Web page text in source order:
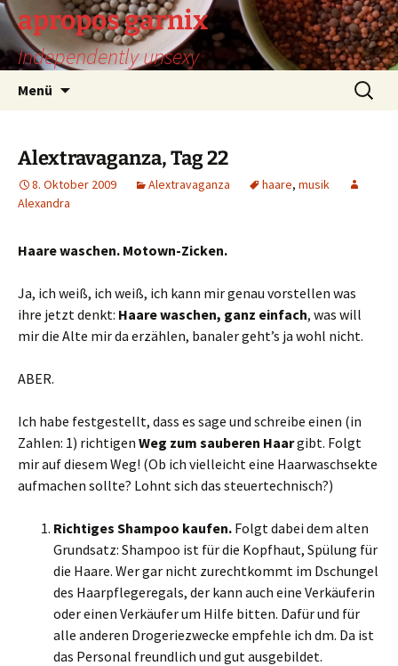
Zum
Inhalt
springen
apropos garnix
Independently unsexy
Menü
Suchen
nach:
Alextravaganza, Tag 22
8. Oktober 2009 Alextravaganza haare, musik
Alexandra
Haare waschen. Motown-Zicken.
Ja, ich weiß, ich weiß, ich kann mir genau vorstellen was
ihre jetzt denkt: Haare waschen, ganz einfach, was will
mir die Alte mir da erzählen, banaler geht’s ja wohl nicht.
ABER.
Ich habe festgestellt, dass es sage und schreibe einen (in
Zahlen: 1) richtigen Weg zum sauberen Haargibt. Folgt
mir auf diesem Weg! (Ob ich vielleicht eine Haarwaschsekte
aufmachen sollte? Lohnt sich das steuertechnisch?)
Richtiges Shampoo kaufen. Folgt dabei dem alten
Grundsatz: Shampoo ist für die Kopfhaut, Spülung für
die Haare. Wer gar nicht zurechtkommt im Dschungel
des Haarpflegeregals, der kann auch eine Verkäuferin
oder einen Verkäufer um Hilfe bitten. Dafür und für
alle anderen Drogeriezwecke empfehle ich dm. Da ist
das Personal freundlich und gut ausgebildet.